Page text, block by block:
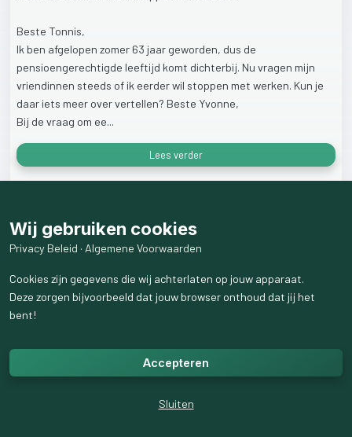
Beste Tonnis,
Ik ben afgelopen zomer 63 jaar geworden, dus de
pensioengerechtigde leeftijd komt dichterbij. Nu vragen mijn
vriendinnen steeds of ik eerderwil stoppen met werken. Kun je
daar iets meer oververtellen? Beste Yvonne,
Bij de vraag om ee...
Lees verder
Wij gebruiken cookies
Privacy Beleid · Algemene Voorwaarden
Cookies zijn gegevens die wij achterlaten op jouw apparaat.
Deze zorgen bijvoorbeeld dat jouw browser onthoud dat jij het
bent!
Accepteren
Sluiten